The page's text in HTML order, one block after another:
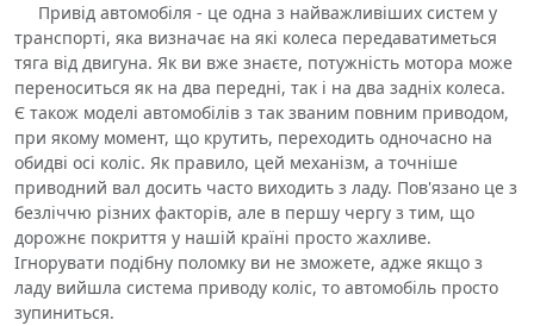
Привід автомобіля - це одна з найважливіших систем у
транспорті, яка визначає на які колеса передаватиметься
тяга від двигуна. Як ви вже знаєте, потужність мотора може
переноситься як на два передні, так і на два задніх колеса.
Є також моделі автомобілів з так званим повним приводом,
при якому момент, що крутить, переходить одночасно на
обидві осі коліс. Як правило, цей механізм, а точніше
приводний вал досить часто виходить з ладу. Пов'язано це з
безліччю різних факторів, але в першу чергу з тим, що
дорожнє покриття у нашій країні просто жахливе.
Ігнорувати подібну поломку ви не зможете, адже якщо з
ладу вийшла система приводу коліс, то автомобіль просто
зупиниться.